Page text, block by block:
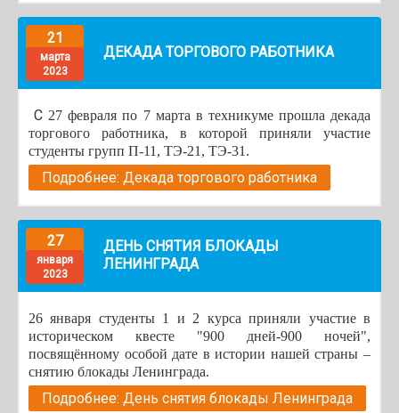
21
марта
2023
ДЕКАДА ТОРГОВОГО РАБОТНИКА
С27 февраля по 7 марта в техникуме прошла декада
торгового работника, в которой приняли участие
студенты групп П-11, ТЭ-21, ТЭ-31.
Подробнее: Декада торгового работника
27
января
2023
ДЕНЬ СНЯТИЯ БЛОКАДЫ
ЛЕНИНГРАДА
26 января студенты 1 и 2 курса приняли участие в
историческом квесте "900 дней-900 ночей",
посвящённому особой дате в истории нашей страны –
снятию блокады Ленинграда.
Подробнее: День снятия блокады Ленинграда